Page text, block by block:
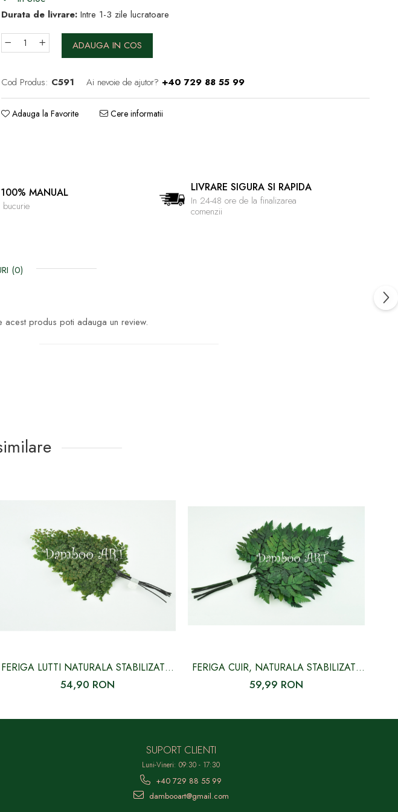
Durata de livrare: Intre 1-3 zile lucratoare
ADAUGA IN COS
Cod Produs: C591 Ai nevoie de ajutor? +40 729 88 55 99
Adauga la Favorite Cere informatii
MANUAL LIVRARE SIGURA SI RAPIDA
In 24-48 ore de la finalizarea
comenzii
(0)
produs poti adauga un review.
FERIGA LUTTI NATURALA STABILIZATA,
VERDE
54,90 RON
FERIGA CUIR, NATURALA STABILIZATA
VERDE
59,99 RON
SUPORT CLIENTI
Luni-Vineri: 09:30 - 17:30
+40 729 88 55 99
dambooart@gmail.com